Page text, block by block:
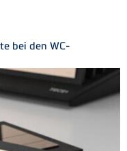
bei den WC-